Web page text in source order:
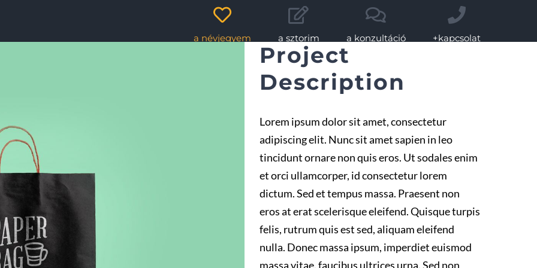
a névjegyem a sztorim a konzultáció +kapcsolat
Project
Description
Lorem ipsum dolor sit amet, consectetur
adipiscing elit. Nunc sit amet sapien in leo
tincidunt ornare non quis eros. Ut sodales enim
et orci ullamcorper, id consectetur lorem
dictum. Sed et tempus massa. Praesent non
eros at erat scelerisque eleifend. Quisque turpis
felis, rutrum quis est sed, aliquam eleifend
nulla. Donec massa ipsum, imperdiet euismod
massa vitae, faucibus ultrices urna. Sed non